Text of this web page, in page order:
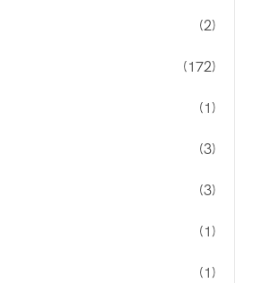
(2)
(172)
(1)
(3)
(3)
(1)
(1)